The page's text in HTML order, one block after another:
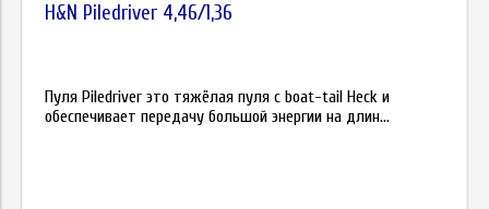
H&N Piledriver 4,46/1,36
Пуля Piledriver это тяжёлая пуля c boat-tail Heck и
обеспечивает передачу большой энергии на длин...